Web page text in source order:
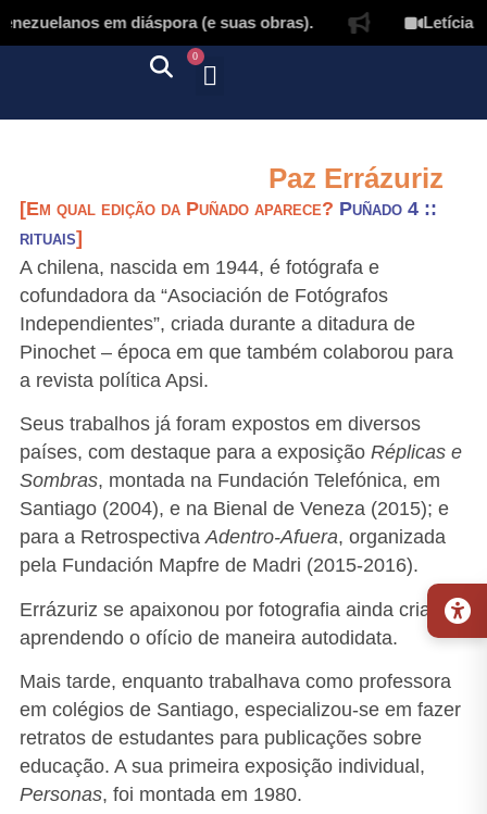
em diáspora (e suas obras). Letícia
0
Paz Errázuriz
[Em qual edição da Puñado aparece? Puñado 4 ::
rituais]
A chilena, nascida em 1944, é fotógrafa e
cofundadora da “Asociación de Fotógrafos
Independientes”, criada durante a ditadura de
Pinochet – época em que também colaborou para
a revista política Apsi.
Seus trabalhos já foram expostos em diversos
países, com destaque para a exposição Réplicas e
Sombras, montada na Fundación Telefónica, em
Santiago (2004), e na Bienal de Veneza (2015); e
para a RetrospectivaAdentro-Afuera, organizada
pela Fundación Mapfre de Madri (2015-2016).
Errázuriz se apaixonou por fotografia ainda criança,
aprendendo o ofício de maneira autodidata.
Mais tarde, enquanto trabalhava como professora
em colégios de Santiago, especializou-se em fazer
retratos de estudantes para publicações sobre
educação. A sua primeira exposição individual,
Personas, foi montada em 1980.